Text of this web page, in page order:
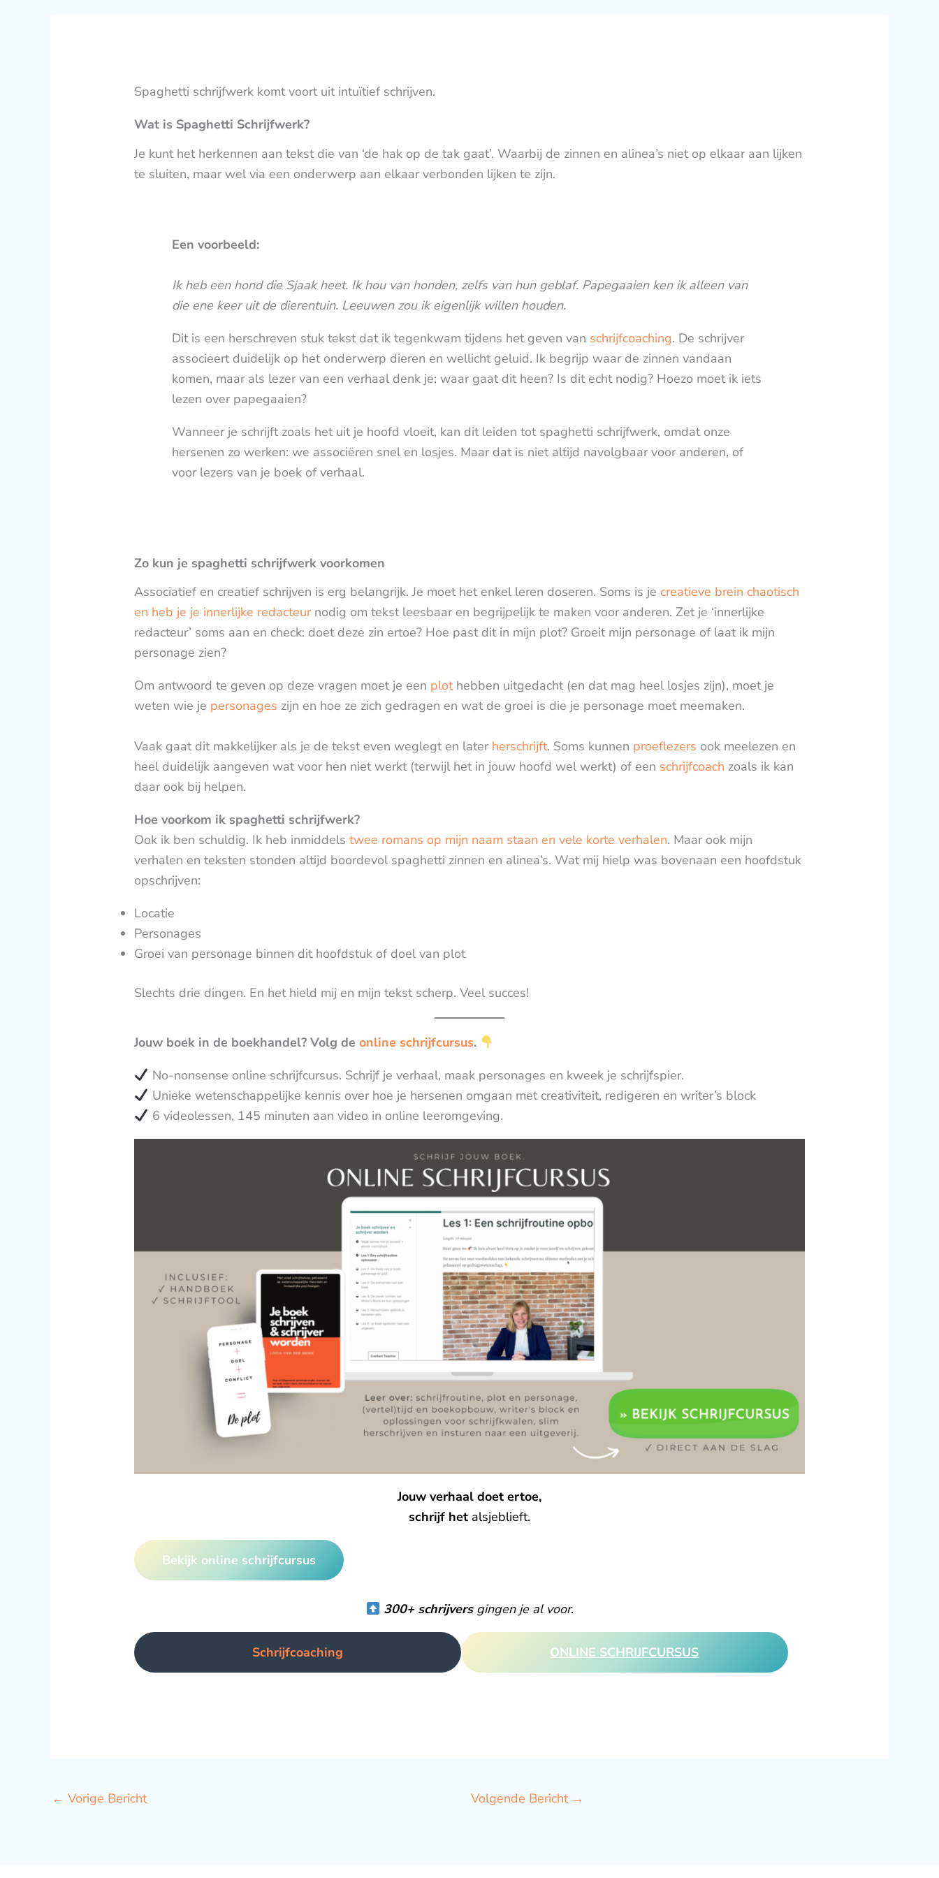
Spaghetti schrijfwerk komt voort uit intuïtief schrijven.
Wat is Spaghetti Schrijfwerk?
Je kunt het herkennen aan tekst die van ‘de hak op de tak gaat’. Waarbij de zinnen en alinea’s niet op elkaar aan lijken
te sluiten, maar wel via een onderwerp aan elkaar verbonden lijken te zijn.
Een voorbeeld:
Ik heb een hond die Sjaak heet. Ik hou van honden, zelfs van hun geblaf. Papegaaien ken ik alleen van
die ene keer uit de dierentuin. Leeuwen zou ik eigenlijk willen houden.
Dit is een herschreven stuk tekst dat ik tegenkwam tijdens het geven van schrijfcoaching. De schrijver
associeert duidelijk op het onderwerp dieren en wellicht geluid. Ik begrijp waar de zinnen vandaan
komen, maar als lezer van een verhaal denk je: waar gaat dit heen? Is dit echt nodig? Hoezo moet ik iets
lezen over papegaaien?
Wanneer je schrijft zoals het uit je hoofd vloeit, kan dit leiden tot spaghetti schrijfwerk, omdat onze
hersenen zo werken: we associëren snel en losjes. Maar dat is niet altijd navolgbaar voor anderen, of
voor lezers van je boek of verhaal.
Zo kun je spaghetti schrijfwerk voorkomen
Associatief en creatief schrijven is erg belangrijk. Je moet het enkel leren doseren. Soms is jecreatieve brein chaotisch
en heb je je innerlijke redacteurnodig om tekst leesbaar en begrijpelijk te maken voor anderen. Zet je ‘innerlijke
redacteur’ soms aan en check: doet deze zin ertoe? Hoe past dit in mijn plot? Groeit mijn personage of laat ik mijn
personage zien?
Om antwoord te geven op deze vragen moet je een plothebben uitgedacht (en dat mag heel losjes zijn), moet je
weten wie je personages zijn en hoe ze zich gedragen en wat de groei is die je personage moet meemaken.
Vaak gaat dit makkelijker als je de tekst even weglegt en later herschrijft. Soms kunnen proeflezers ook meelezen en
heel duidelijk aangeven wat voor hen niet werkt (terwijl het in jouw hoofd wel werkt) of een schrijfcoach zoals ik kan
daar ook bij helpen.
Hoe voorkom ik spaghetti schrijfwerk?
Ook ik ben schuldig. Ik heb inmiddelstwee romans op mijn naam staan en vele korte verhalen. Maar ook mijn
verhalen en teksten stonden altijd boordevol spaghetti zinnen en alinea’s. Wat mij hielp was bovenaan een hoofdstuk
opschrijven:
Locatie
Personages
Groei van personage binnen dit hoofdstuk of doel van plot
Slechts drie dingen. En het hield mij en mijn tekst scherp. Veel succes!
Jouw boek in de boekhandel? Volg deonline schrijfcursus.
No-nonsense online schrijfcursus. Schrijf je verhaal, maak personages en kweek je schrijfspier.
Unieke wetenschappelijke kennis over hoe je hersenen omgaan met creativiteit, redigeren en writer’s block
6 videolessen, 145 minuten aan video in online leeromgeving.
Jouw verhaal doet ertoe,
schrijf het alsjeblieft.
Bekijk online schrijfcursus
300+ schrijvers gingen je al voor.
Schrijfcoaching ONLINE SCHRIJFCURSUS
← Vorige Bericht Volgende Bericht →